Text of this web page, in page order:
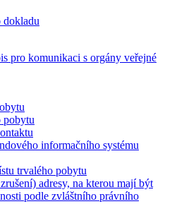
dokladu
pro komunikaci s orgány veřejné
pobytu
informačního systému
trvalého pobytu
adresy, na kterou mají být
podle zvláštního právního